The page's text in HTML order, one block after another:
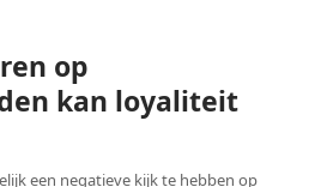
op
kan loyaliteit
een negatieve kijk te hebben op